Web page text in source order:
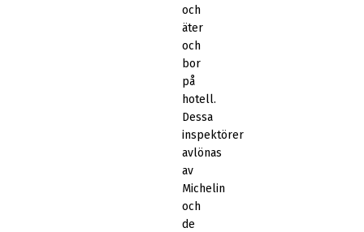
och
äter
och
bor
på
hotell.
Dessa
inspektörer
avlönas
av
Michelin
och
de